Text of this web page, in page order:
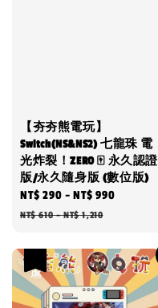
【夯夯熊電玩】
Switch(NS&NS2) 七龍珠 電
光炸裂！ZERO 🀄 永久認證
版/永久隨身版 (數位版)
Sale
price
NT$ 290 -NT$ 990
NT$ 610-NT$ 1,210